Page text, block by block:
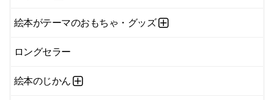
絵本がテーマのおもちゃ・グッズ
ロングセラー
絵本のじかん